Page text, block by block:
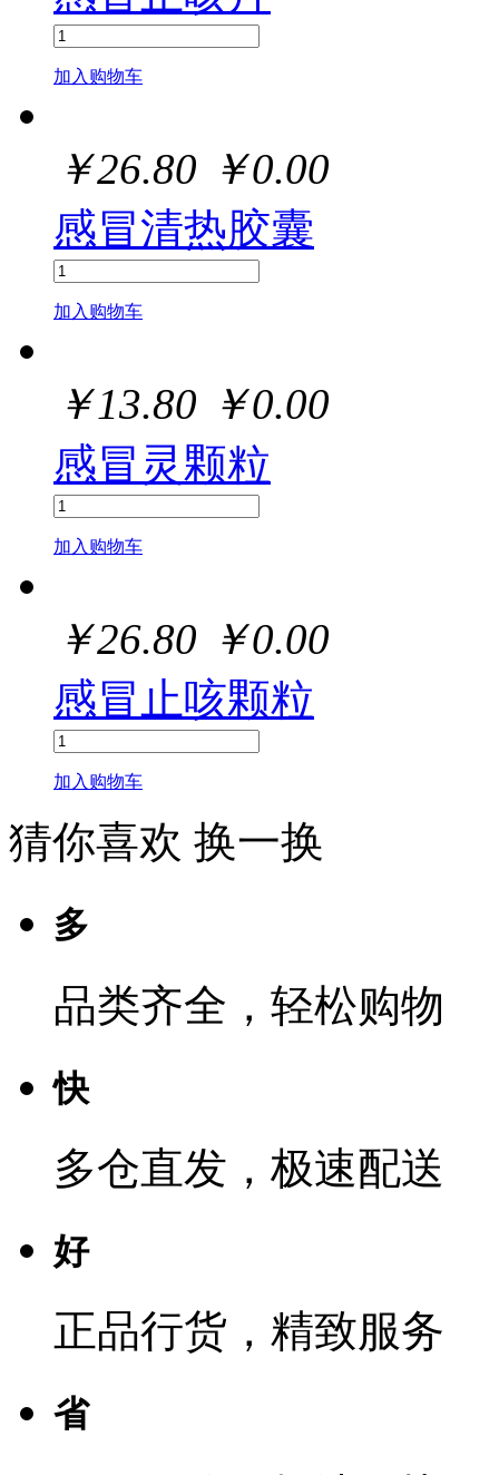
加入购物车
￥26.80 ￥0.00
感冒清热胶囊
加入购物车
￥13.80 ￥0.00
感冒灵颗粒
加入购物车
￥26.80 ￥0.00
感冒止咳颗粒
加入购物车
猜你喜欢 换一换
多
品类齐全，轻松购物
快
多仓直发，极速配送
好
正品行货，精致服务
省